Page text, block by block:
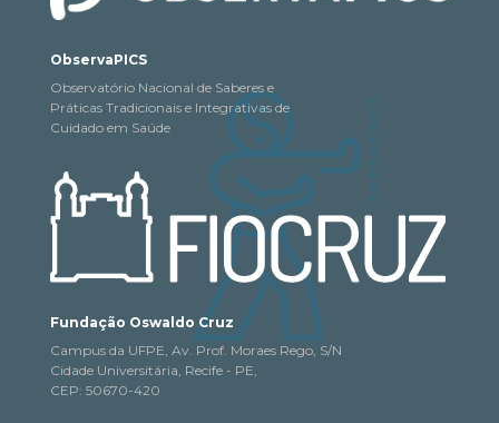
ObservaPICS
Observatório Nacional de Saberes e
Práticas Tradicionais e Integrativas de
Cuidado em Saúde
Fundação Oswaldo Cruz
Campus da UFPE, Av. Prof. Moraes Rego, S/N
Cidade Universitária, Recife - PE,
CEP: 50670-420